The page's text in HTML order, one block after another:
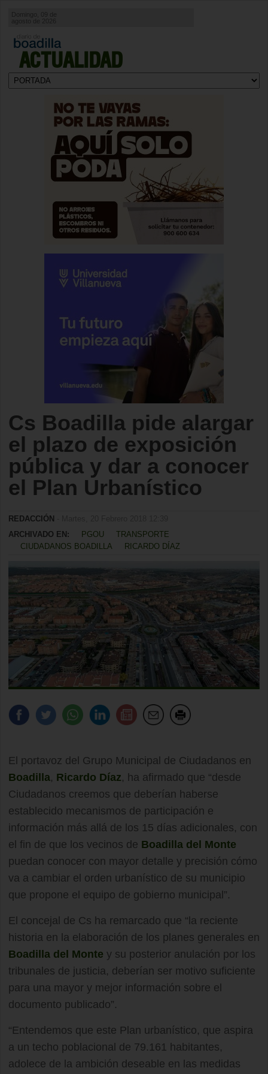
ACTUALIDAD
Domingo, 09 de
agosto de 2026
Cs Boadilla pide alargar
el plazo de exposición
pública y dar a conocer
el Plan Urbanístico
REDACCIÓN
ARCHIVADO EN:
PGOU
TRANSPORTE
CIUDADANOS BOADILLA
RICARDO DÍAZ
El portavoz del Grupo Municipal de Ciudadanos en
Boadilla, Ricardo Díaz, ha afirmado que “desde
Ciudadanos creemos que deberían haberse
establecido mecanismos de participación e
información más allá de los 15 días adicionales, con
el fin de que los vecinos de Boadilla del Monte
puedan conocer con mayor detalle y precisión cómo
va a cambiar el orden urbanístico de su municipio
que propone el equipo de gobierno municipal”.
El concejal de Cs ha remarcado que “la reciente
historia en la elaboración de los planes generales en
Boadilla del Monte y su posterior anulación por los
tribunales de justicia, deberían ser motivo suficiente
para una mayor y mejor información sobre el
documento publicado”.
“Entendemos que este Plan urbanístico, que aspira
a un techo poblacional de 79.161 habitantes,
adolece de la ambición deseable en las medidas